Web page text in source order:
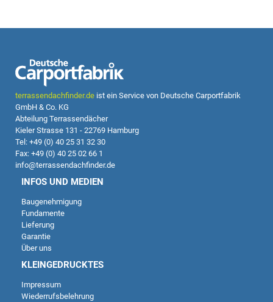
terrassendachfinder.de ist ein Service von Deutsche Carportfabrik
GmbH & Co. KG
Abteilung Terrassendächer
Kieler Strasse 131 - 22769 Hamburg
Tel: +49 (0) 40 25 31 32 30
Fax: +49 (0) 40 25 02 66 1
info@terrassendachfinder.de
INFOS UND MEDIEN
Baugenehmigung
Fundamente
Lieferung
Garantie
Über uns
KLEINGEDRUCKTES
Impressum
Wiederrufsbelehrung